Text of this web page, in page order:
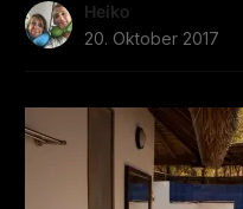
Heiko
20. Oktober 2017